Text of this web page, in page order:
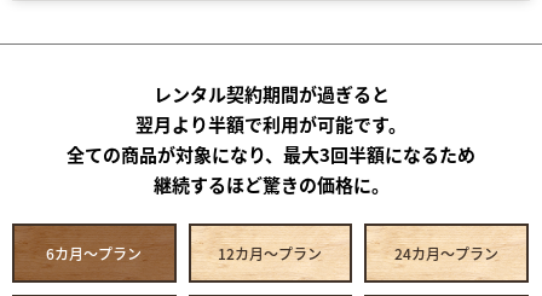
レンタル契約期間が過ぎると
翌月より半額で利用が可能です。
全ての商品が対象になり、最大3回半額になるため
継続するほど驚きの価格に。
6カ月～プラン 12カ月～プラン 24カ月～プラン